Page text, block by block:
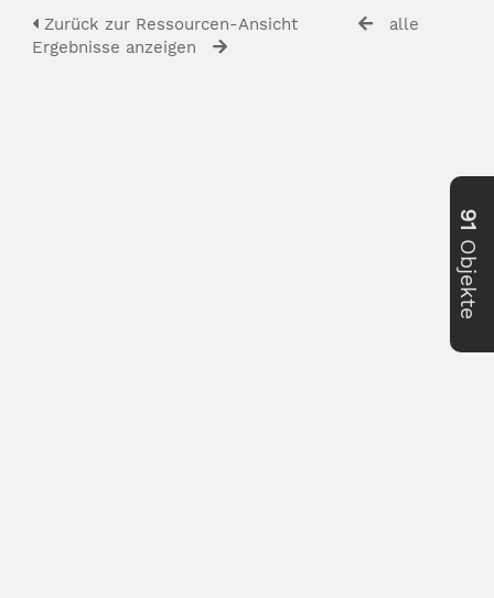
Zurück zur Ressourcen-Ansicht
alle
Ergebnisse anzeigen
91
Objekte